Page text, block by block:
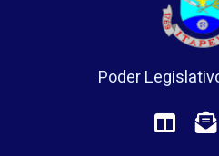
Poder